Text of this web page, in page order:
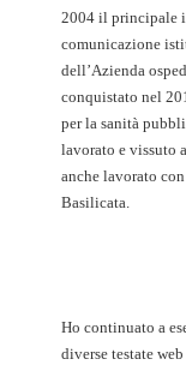
2004 il principale
comunicazione
dell’Azienda
conquistato nel
per la sanità
lavorato e vissuto
anche lavorato
Basilicata.
Ho continuato a
diverse testate